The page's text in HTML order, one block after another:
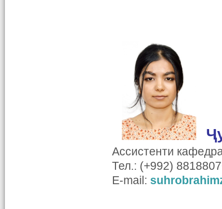
Ассистенти
Тел.: (+992)
E-mail: